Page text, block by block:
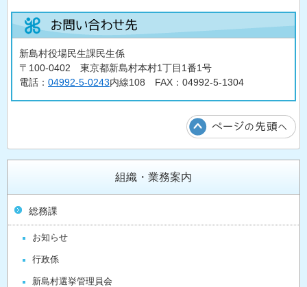
新島村役場民生課民生係
〒100-0402 東京都新島村本村1丁目1番1号
電話： 04992-5-0243内線108 FAX：04992-5-1304
組織・業務案内
総務課
お知らせ
行政係
新島村選挙管理員会